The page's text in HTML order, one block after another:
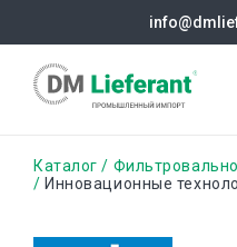
содержанию
Строка
Каталог
Инновационные